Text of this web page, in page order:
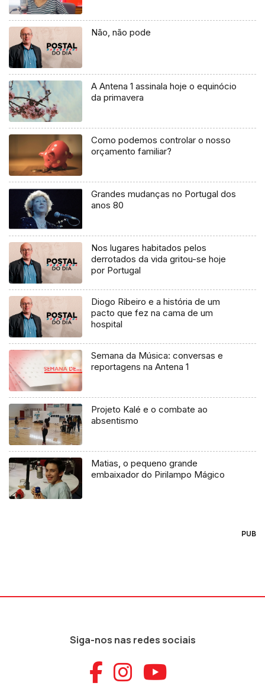
Não, não pode
A Antena 1 assinala hoje o equinócio
da primavera
Como podemos controlar o nosso
orçamento familiar?
Grandes mudanças no Portugal dos
anos 80
Nos lugares habitados pelos
derrotados da vida gritou-se hoje
por Portugal
Diogo Ribeiro e a história de um
pacto que fez na cama de um
hospital
Semana da Música: conversas e
reportagens na Antena 1
Projeto Kalé e o combate ao
absentismo
Matias, o pequeno grande
embaixador do Pirilampo Mágico
PUB
Siga-nos nas redes sociais
Aceder ao
Aceder ao
Aceder